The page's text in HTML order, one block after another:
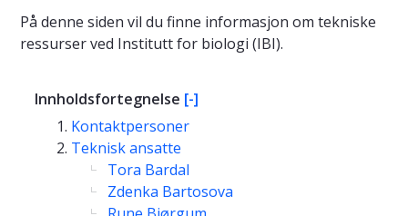
På denne siden vil du finne informasjon om tekniske
ressurser ved Institutt for biologi (IBI).
Innholdsfortegnelse [-]
Kontaktpersoner
Teknisk ansatte
Tora Bardal
Zdenka Bartosova